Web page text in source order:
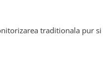
traditionala pur